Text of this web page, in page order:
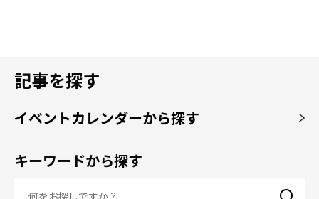
記事を探す
イベントカレンダーから探す
キーワードから探す